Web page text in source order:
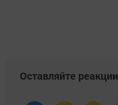
Оставляйте реакции